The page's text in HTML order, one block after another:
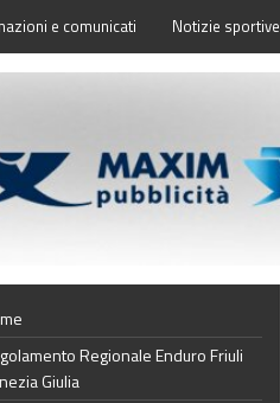
e comunicati Notizie sportive
Regionale Enduro Friuli
Giulia